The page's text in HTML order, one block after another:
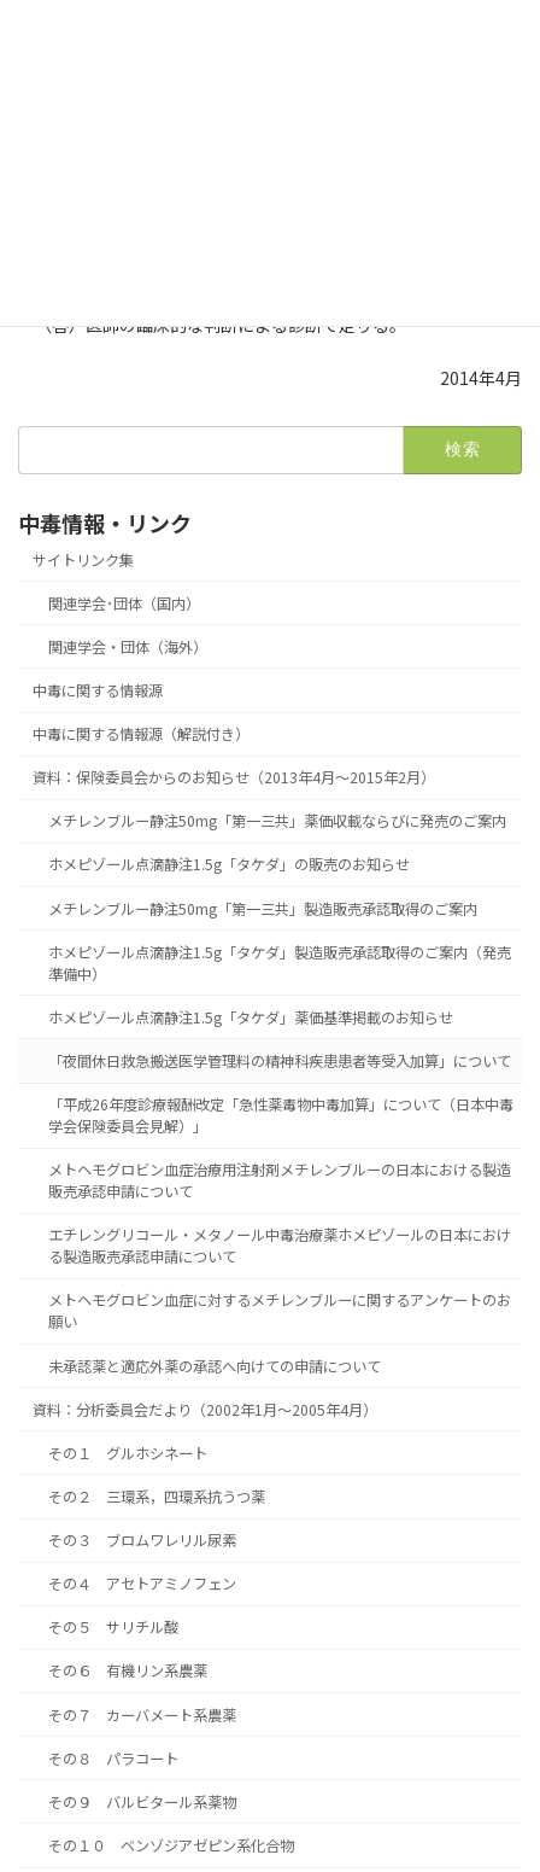
（答）医師の臨床的な判断による診断で足りる。
2014年4月
検
中毒情報・リンク
サイトリンク集
関連学会･団体（国内）
関連学会・団体（海外）
中毒に関する情報源
中毒に関する情報源（解説付き）
資料：保険委員会からのお知らせ（2013年4月～2015年2月）
メチレンブルー静注50mg「第一三共」薬価収載ならびに発売のご案内
ホメピゾール点滴静注1.5g「タケダ」の販売のお知らせ
メチレンブルー静注50mg「第一三共」製造販売承認取得のご案内
ホメピゾール点滴静注1.5g「タケダ」製造販売承認取得のご案内（発売
準備中）
ホメピゾール点滴静注1.5g「タケダ」薬価基準掲載のお知らせ
「夜間休日救急搬送医学管理料の精神科疾患患者等受入加算」について
「平成26年度診療報酬改定「急性薬毒物中毒加算」について（日本中毒
学会保険委員会見解）」
メトヘモグロビン血症治療用注射剤メチレンブルーの日本における製造
販売承認申請について
エチレングリコール・メタノール中毒治療薬ホメピゾールの日本におけ
る製造販売承認申請について
メトヘモグロビン血症に対するメチレンブルーに関するアンケートのお
願い
未承認薬と適応外薬の承認へ向けての申請について
資料：分析委員会だより（2002年1月～2005年4月）
その１ グルホシネート
その２ 三環系，四環系抗うつ薬
その３ ブロムワレリル尿素
その４ アセトアミノフェン
その５ サリチル酸
その６ 有機リン系農薬
その７ カーバメート系農薬
その８ パラコート
その９ バルビタール系薬物
その１０ ベンゾジアゼピン系化合物